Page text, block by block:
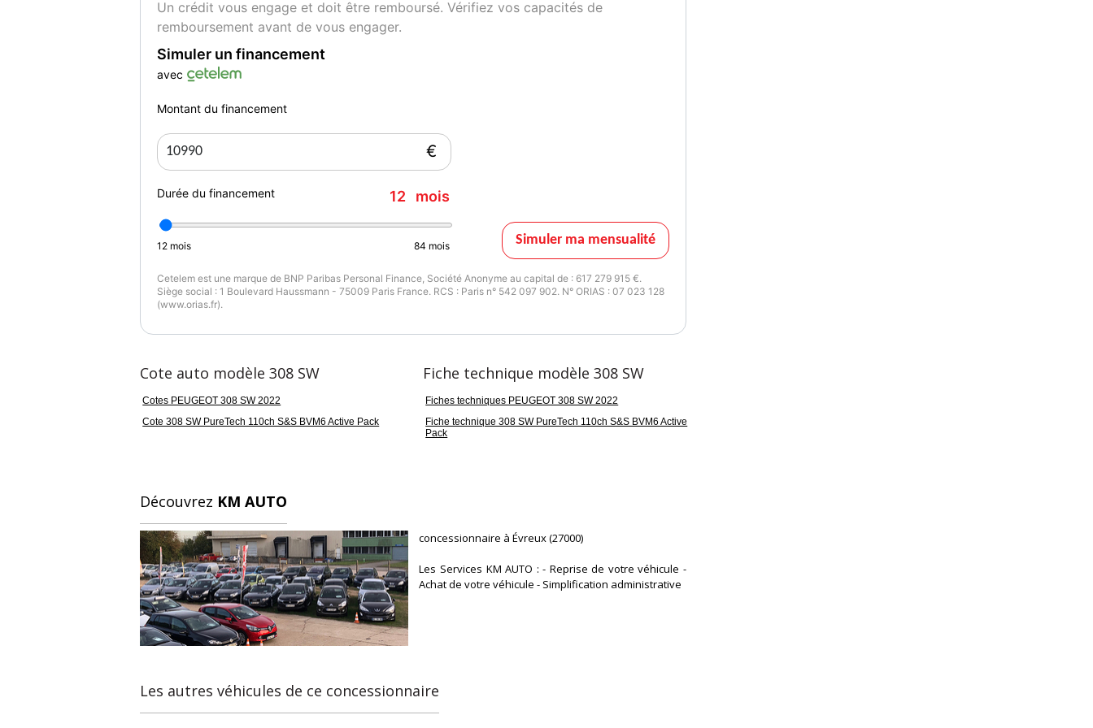
Un crédit vous engage et doit être remboursé. Vérifiez vos capacités de
remboursement avant de vous engager.
Simuler un financement
avec
Montant du financement
€
Durée du financement 12 mois
12 mois 84 mois Simuler ma mensualité
Cetelem est une marque de BNP Paribas Personal Finance, Société Anonyme au capital de : 617 279 915 €.
Siège social : 1 Boulevard Haussmann - 75009 Paris France. RCS : Paris n° 542 097 902. N° ORIAS : 07 023 128
(www.orias.fr).
Cote auto modèle 308 SW
Cotes PEUGEOT 308 SW 2022
Cote 308 SW PureTech 110ch S&S BVM6 Active Pack
Fiche technique modèle 308 SW
Fiches techniques PEUGEOT 308 SW 2022
Fiche technique 308 SW PureTech 110ch S&S BVM6 Active
Pack
Découvrez KM AUTO
concessionnaire à Évreux (27000)
Les Services KM AUTO : - Reprise de votre véhicule -
Achat de votre véhicule - Simplification administrative
Les autres véhicules de ce concessionnaire